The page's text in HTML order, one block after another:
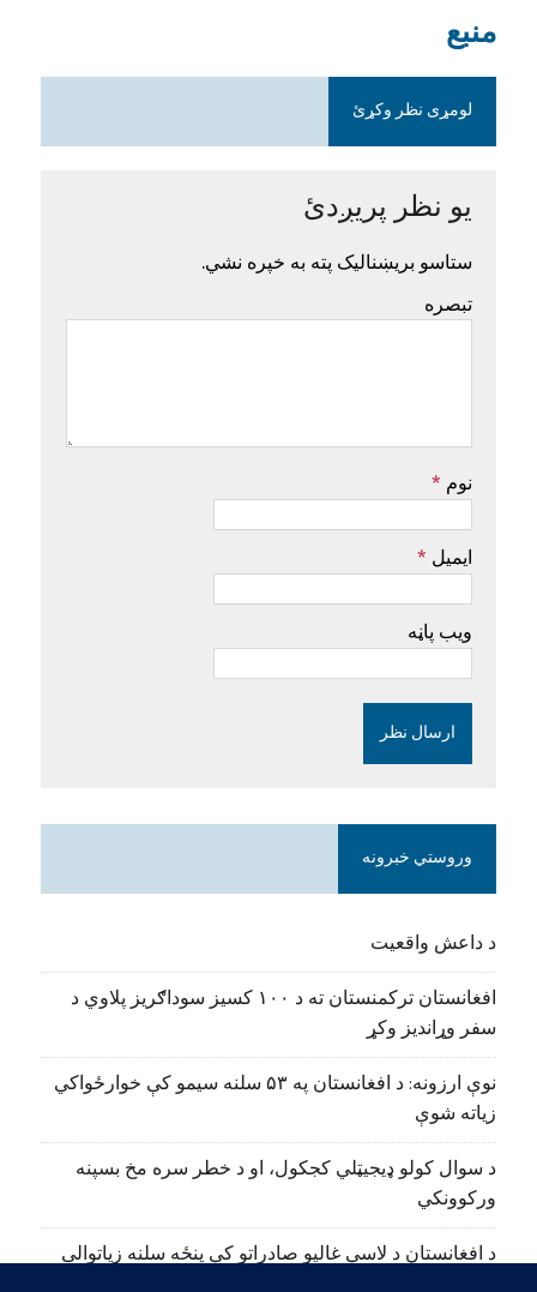
منبع
لومړی نظر وکړئ
یو نظر پریږدئ
ستاسو بریښنالیک پته به خپره نشي.
تبصره
نوم *
ایمیل *
ویب پاڼه
وروستي خبرونه
د داعش واقعیت
افغانستان ترکمنستان ته د ۱۰۰ کسیز سوداګریز پلاوي د
سفر وړاندیز وکړ
نوې ارزونه: د افغانستان په ۵۳ سلنه سیمو کې خوارځواکي
زیاته شوې
د سوال کولو ډیجیټلي کجکول، او د خطر سره مخ بسپنه
ورکوونکي
د افغانستان د لاسي غالیو صادراتو کې پنځه سلنه زیاتوالی